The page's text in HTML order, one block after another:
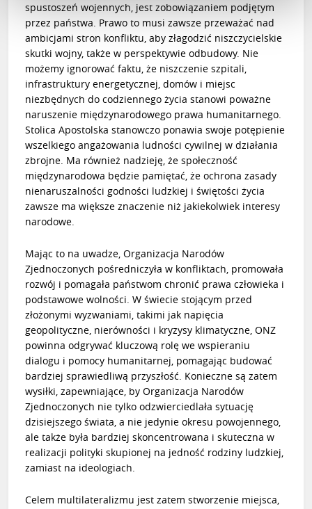
spustoszeń wojennych, jest zobowiązaniem podjętym
przez państwa. Prawo to musi zawsze przeważać nad
ambicjami stron konfliktu, aby złagodzić niszczycielskie
skutki wojny, także w perspektywie odbudowy. Nie
możemy ignorować faktu, że niszczenie szpitali,
infrastruktury energetycznej, domów i miejsc
niezbędnych do codziennego życia stanowi poważne
naruszenie międzynarodowego prawa humanitarnego.
Stolica Apostolska stanowczo ponawia swoje potępienie
wszelkiego angażowania ludności cywilnej w działania
zbrojne. Ma również nadzieję, że społeczność
międzynarodowa będzie pamiętać, że ochrona zasady
nienaruszalności godności ludzkiej i świętości życia
zawsze ma większe znaczenie niż jakiekolwiek interesy
narodowe.
Mając to na uwadze, Organizacja Narodów
Zjednoczonych pośredniczyła w konfliktach, promowała
rozwój i pomagała państwom chronić prawa człowieka i
podstawowe wolności. W świecie stojącym przed
złożonymi wyzwaniami, takimi jak napięcia
geopolityczne, nierówności i kryzysy klimatyczne, ONZ
powinna odgrywać kluczową rolę we wspieraniu
dialogu i pomocy humanitarnej, pomagając budować
bardziej sprawiedliwą przyszłość. Konieczne są zatem
wysiłki, zapewniające, by Organizacja Narodów
Zjednoczonych nie tylko odzwierciedlała sytuację
dzisiejszego świata, a nie jedynie okresu powojennego,
ale także była bardziej skoncentrowana i skuteczna w
realizacji polityki skupionej na jedność rodziny ludzkiej,
zamiast na ideologiach.
Celem multilateralizmu jest zatem stworzenie miejsca,